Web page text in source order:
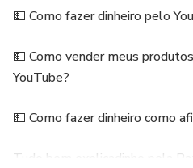
💵 Como fazer dinheiro pelo
💵 Como vender meus
YouTube?
💵 Como fazer dinheiro como
Tudo bem explicadinho pela